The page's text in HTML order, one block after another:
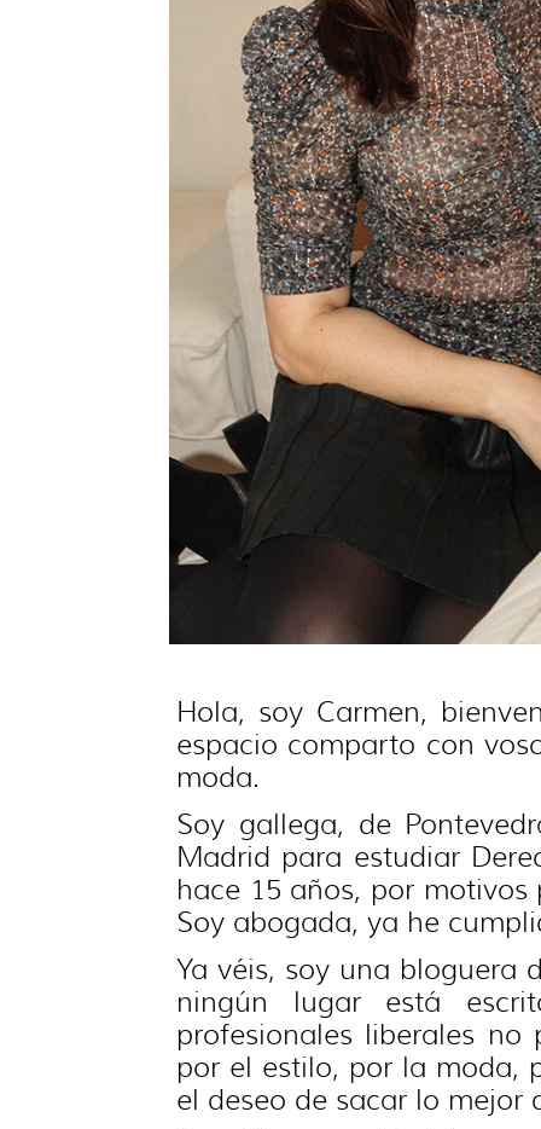
Hola, soy Carmen,
espacio comparto con
moda.
Soy gallega, de
Madrid para estudiar
hace 15 años, por
Soy abogada, ya he
Ya véis, soy una bloguera
ningún lugar está
profesionales liberales
por el estilo, por la moda,
el deseo de sacar lo mejor